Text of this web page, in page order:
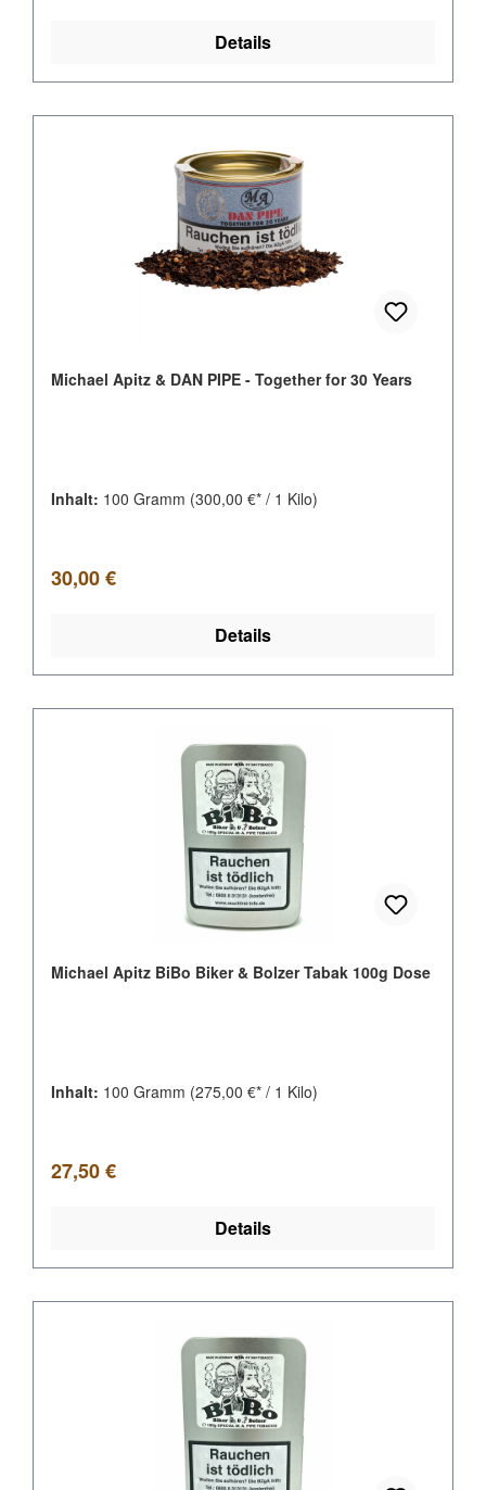
Details
Michael Apitz & DAN PIPE - Together for 30 Years
Inhalt: 100 Gramm (300,00 €* / 1 Kilo)
Regulärer Preis:
30,00 €
Details
Michael Apitz BiBo Biker & Bolzer Tabak 100g Dose
Inhalt: 100 Gramm (275,00 €* / 1 Kilo)
Regulärer Preis:
27,50 €
Details